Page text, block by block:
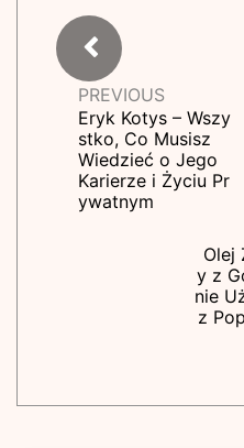
PREVIOUS
Eryk Kotys – Wszy
stko, Co Musisz
Wiedzieć o Jego
Karierze i Życiu Pr
ywatnym
Olej
y z
nie
z